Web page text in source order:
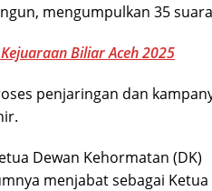
mengumpulkan 35
Biliar Aceh 2025
penjaringan dan
Dewan Kehormatan (DK)
menjabat sebagai Ketua